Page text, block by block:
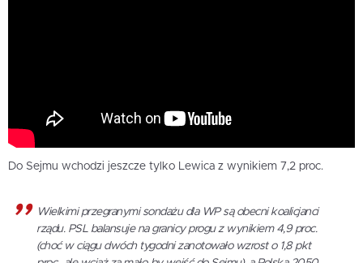
Do Sejmu wchodzi jeszcze tylko Lewica z wynikiem 7,2 proc.
Wielkimi przegranymi sondażu dla WP są obecni koalicjanci
rządu. PSL balansuje na granicy progu z wynikiem 4,9 proc.
(choć w ciągu dwóch tygodni zanotowało wzrost o 1,8 pkt